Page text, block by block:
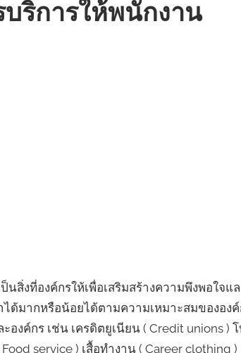
บริการให้พนักงาน
นสิ่งที่องค์กรให้เพื่อเสริมสร้างความพึงพอใจ
ด้มากหรือน้อยได้ตามความเหมาะสมขององ
งค์กร เช่น เครดิตยูเนียน ( Credit unions )
service ) เสื้อทำงาน ( Career clothing